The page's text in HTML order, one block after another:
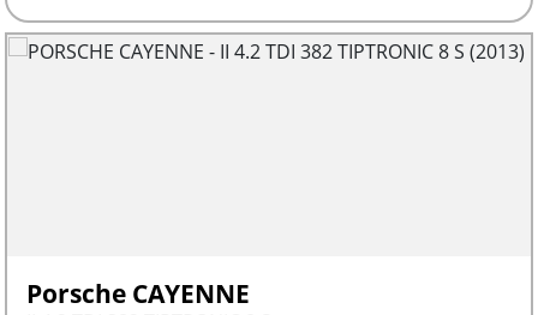
Porsche CAYENNE